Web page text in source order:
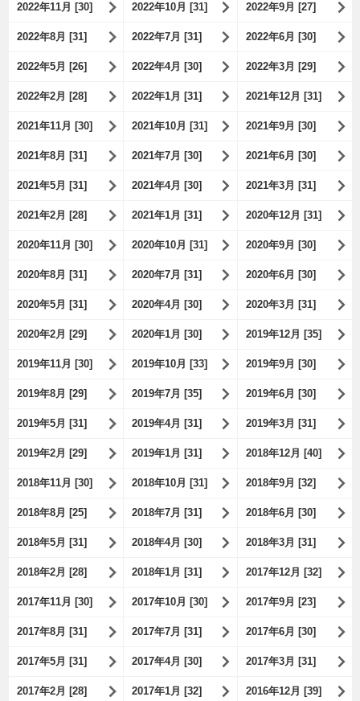
2022年11月 [30] 2022年10月 [31] 2022年9月 [27]
2022年8月 [31] 2022年7月 [31] 2022年6月 [30]
2022年5月 [26] 2022年4月 [30] 2022年3月 [29]
2022年2月 [28] 2022年1月 [31] 2021年12月 [31]
2021年11月 [30] 2021年10月 [31] 2021年9月 [30]
2021年8月 [31] 2021年7月 [30] 2021年6月 [30]
2021年5月 [31] 2021年4月 [30] 2021年3月 [31]
2021年2月 [28] 2021年1月 [31] 2020年12月 [31]
2020年11月 [30] 2020年10月 [31] 2020年9月 [30]
2020年8月 [31] 2020年7月 [31] 2020年6月 [30]
2020年5月 [31] 2020年4月 [30] 2020年3月 [31]
2020年2月 [29] 2020年1月 [30] 2019年12月 [35]
2019年11月 [30] 2019年10月 [33] 2019年9月 [30]
2019年8月 [29] 2019年7月 [35] 2019年6月 [30]
2019年5月 [31] 2019年4月 [31] 2019年3月 [31]
2019年2月 [29] 2019年1月 [31] 2018年12月 [40]
2018年11月 [30] 2018年10月 [31] 2018年9月 [32]
2018年8月 [25] 2018年7月 [31] 2018年6月 [30]
2018年5月 [31] 2018年4月 [30] 2018年3月 [31]
2018年2月 [28] 2018年1月 [31] 2017年12月 [32]
2017年11月 [30] 2017年10月 [30] 2017年9月 [23]
2017年8月 [31] 2017年7月 [31] 2017年6月 [30]
2017年5月 [31] 2017年4月 [30] 2017年3月 [31]
2017年2月 [28] 2017年1月 [32] 2016年12月 [39]